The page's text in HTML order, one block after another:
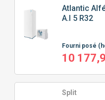
Atlantic
A.I 5 R32
Fourni posé
10
Split